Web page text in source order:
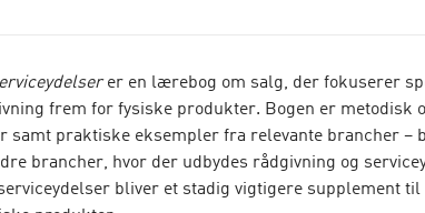
er en lærebog om salg, der fokuserer
frem for fysiske produkter. Bogen er metodisk
samt praktiske eksempler fra relevante brancher –
brancher, hvor der udbydes rådgivning og
bliver et stadig vigtigere supplement til